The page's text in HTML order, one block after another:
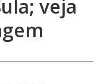
veja